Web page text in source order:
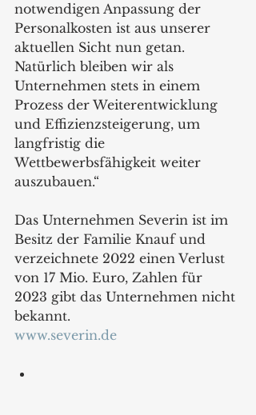
notwendigen Anpassung der
Personalkosten ist aus unserer
aktuellen Sicht nun getan.
Natürlich bleiben wir als
Unternehmen stets in einem
Prozess der Weiterentwicklung
und Effizienzsteigerung, um
langfristig die
Wettbewerbsfähigkeit weiter
auszubauen.“
Das Unternehmen Severin ist im
Besitz der Familie Knauf und
verzeichnete 2022 einen Verlust
von 17 Mio. Euro, Zahlen für
2023 gibt das Unternehmen nicht
bekannt.
www.severin.de